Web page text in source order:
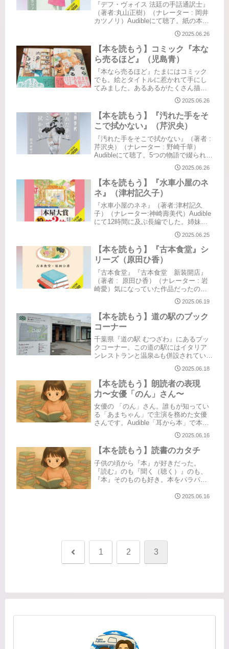
『デフ・ヴォイス 法廷の手話通訳士』
（著者:丸山正樹）（ナレーター : 岡井
カツノリ）Audibleにて聴了。紙の本も
シリーズで買いました…📕🥹なぜ長い
間この本の存在を知らなかったんだろ
う？という強烈な思い。「ことば」を
伝えるということ。改...
2025.06.26
【本を読もう】コミック『本な
ら売るほど』（児島青）
『本なら売るほど』たまにはコミック
でも。絵とタイトルに惹かれて手にし
てみました。あるあるがたくさん描か
れてて楽しい😆マニアックなネタがい
っぱいで楽しい😆"天アンカットとスピ
ン！""青木まりこ現象"本屋で本を選ん
でると尿意を催す現象って、80...
2025.06.26
【本を読もう】『汚れた手をそ
こで拭かない』（芹沢央）
『汚れた手をそこで拭かない』（著者 :
芹沢央）（ナレーター : 野崎千華）
Audibleにて聴了。5つの物語で綴られる
短編小説でした。人間の何気ない日常
に起こり得る予想もしない出来事。人
にはそれぞれ人生があり、さまざまな
価値観があり、たと...
2025.06.26
【本を読もう】『水車小屋のネ
ネ』（津村記久子）
『水車小屋のネネ』（著者:津村記久
子）（ナレーター:神崎壽美代）Audible
にて12時間に及ぶ長編でした。姉妹と
姉妹に関わっている人々の40年間の物
語です。好き嫌いが分かれるかなぁと
も思える作品でした。母親の婚約者か
らつらくあたられていた...
2025.06.25
【本を読もう】『古本食堂』シ
リーズ（原田ひ香）
『古本食堂』『古本食堂 新装開店』
（著者 : 原田ひ香）（ナレーター : 岩
崎愛）気になっていた作品だったので
Audibleで聴了。ナレーターさんもとて
も良かった♪著者の原田ひ香さんの作品
は以前から気になっていましたが、先
日テレビに出演し...
2025.06.19
【本を読もう】道の駅のブック
コーナー
千葉県『道の駅 むつざわ』にあるブッ
クコーナー。この道の駅にはイタリア
ンレストランと温泉♨️も併設されていま
す。きれいでオシャレな道の駅でお気
に入りです♪入口入ってすぐのところに
本が読める休憩スペースがあります。
そこで見つけた好きな本、懐か...
2025.06.18
【本を読もう】朗読者の表現
力〜女優「のん」さん〜
女優の 「のん」さん。誰もが知ってい
る「あまちゃん」で主演を務めた女優
さんです。Audible「耳から本」で本を
読み（聴き）始めてから、様々な作品
と同時に様々なナレーターの方に触れ
ました。本は文字から人物像や顔や声
を想像力でイメージしますが...
2025.06.16
【本を読もう】読書のカタチ
子供の頃から『本』が好きだった。
『読む』のも『聞く（聴く）』のも、
『本』そのものも好き。本をパラパラ
おい”紙質だったり、出版社によって異
2025.06.16
前 1 2 3